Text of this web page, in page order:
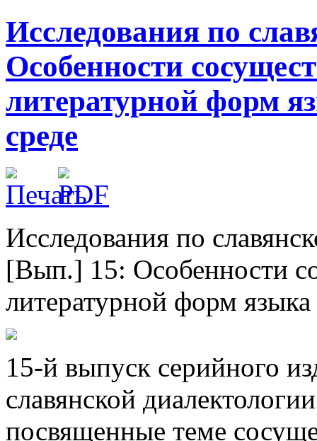
Исследования по
Особенности
литературной форм
среде
Исследования по
[Вып.] 15: Особенности
литературной форм
15-й выпуск серийного
славянской
посвященные теме